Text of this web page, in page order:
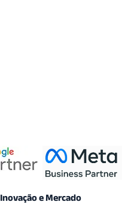
Inovação e Mercado